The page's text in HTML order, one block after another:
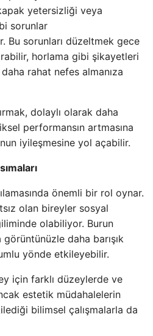
yetersizliği veya
sorunlar
Bu sorunları düzeltmek gece
horlama gibi şikayetleri
rahat nefes almanıza
dolaylı olarak daha
performansın artmasına
iyileşmesine yol açabilir.
önemli bir rol oynar.
olan bireyler sosyal
olabiliyor. Burun
daha barışık
yönde etkileyebilir.
için farklı düzeylerde ve
estetik müdahalelerin
bilimsel çalışmalarla da